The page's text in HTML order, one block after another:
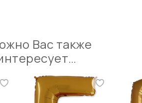
Вас также